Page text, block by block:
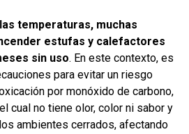
temperaturas, muchas
estufas y calefactores
sin uso. En este contexto, es
para evitar un riesgo
por monóxido de carbono,
cual no tiene olor, color ni sabor y
ambientes cerrados, afectando